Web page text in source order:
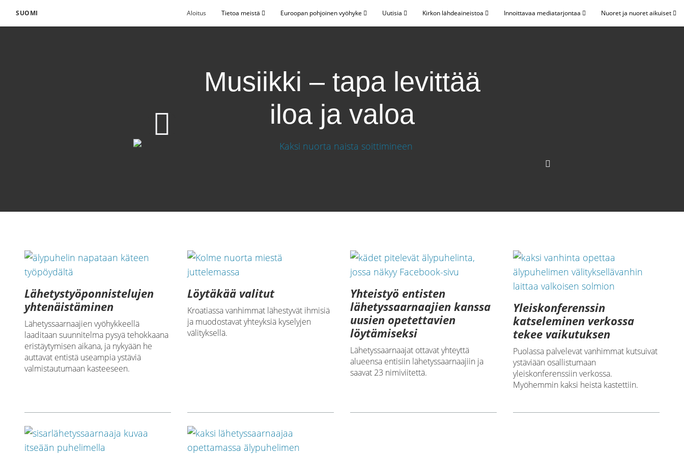
SUOMI Aloitus Tietoa meistä Euroopan pohjoinen vyöhyke Uutisia Kirkon lähdeaineistoa Innoittavaa mediatarjontaa Nuoret ja nuoret aikuiset
Musiikki – tapa levittää
iloa ja valoa
Lähetystyöponnistelujen
yhtenäistäminen
Lähetyssaarnaajien vyöhykkeellä
laaditaan suunnitelma pysyä tehokkaana
eristäytymisen aikana, ja nykyään he
auttavat entistä useampia ystäviä
valmistautumaan kasteeseen.
Löytäkää valitut
Kroatiassa vanhimmat lähestyvät ihmisiä
ja muodostavat yhteyksiä kyselyjen
välityksellä.
Yhteistyö entisten
lähetyssaarnaajien kanssa
uusien opetettavien
löytämiseksi
Lähetyssaarnaajat ottavat yhteyttä
alueensa entisiin lähetyssaarnaajiin ja
saavat 23 nimiviitettä.
Yleiskonferenssin
katseleminen verkossa
tekee vaikutuksen
Puolassa palvelevat vanhimmat kutsuivat
ystäviään osallistumaan
yleiskonferenssiin verkossa.
Myöhemmin kaksi heistä kastettiin.